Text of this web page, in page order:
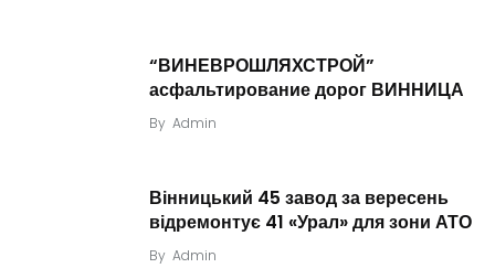
“ВИНЕВРОШЛЯХСТРОЙ”
асфальтирование дорог ВИННИЦА
By Admin
Вінницький 45 завод за вересень
відремонтує 41 «Урал» для зони АТО
By Admin